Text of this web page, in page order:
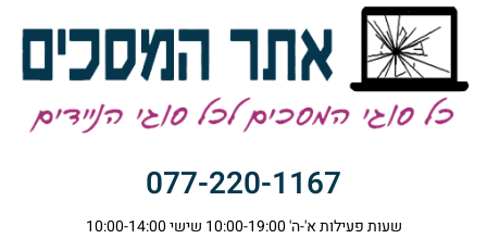
077-220-1167
שעות פעילות א'-ה' 10:00-19:00 שישי 10:00-14:00